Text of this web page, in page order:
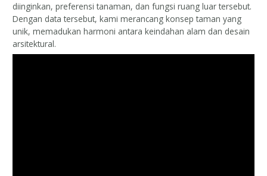
diinginkan, preferensi tanaman, dan fungsi ruang luar tersebut.
Dengan data tersebut, kami merancang konsep taman yang
unik, memadukan harmoni antara keindahan alam dan desain
arsitektural.